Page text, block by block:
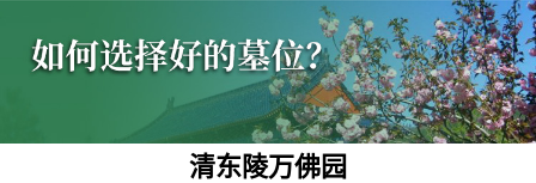
清东陵万佛园